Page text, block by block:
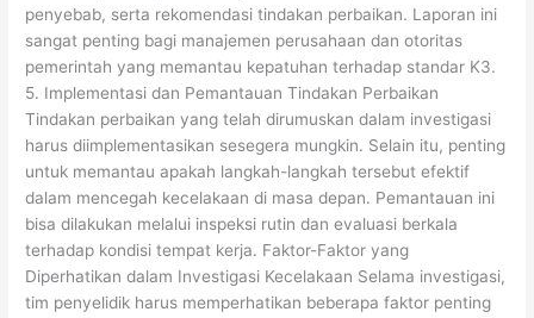
penyebab, serta rekomendasi tindakan perbaikan. Laporan ini
sangat penting bagi manajemen perusahaan dan otoritas
pemerintah yang memantau kepatuhan terhadap standar K3.
5. Implementasi dan Pemantauan Tindakan Perbaikan
Tindakan perbaikan yang telah dirumuskan dalam investigasi
harus diimplementasikan sesegera mungkin. Selain itu, penting
untuk memantau apakah langkah-langkah tersebut efektif
dalam mencegah kecelakaan di masa depan. Pemantauan ini
bisa dilakukan melalui inspeksi rutin dan evaluasi berkala
terhadap kondisi tempat kerja. Faktor-Faktor yang
Diperhatikan dalam Investigasi Kecelakaan Selama investigasi,
tim penyelidik harus memperhatikan beberapa faktor penting